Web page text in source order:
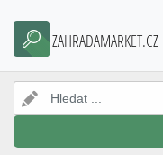
ZAHRADAMARKET.CZ